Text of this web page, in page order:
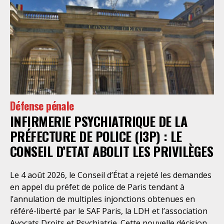
Défense pénale
INFIRMERIE PSYCHIATRIQUE DE LA
PRÉFECTURE DE POLICE (I3P) : LE
CONSEIL D’ETAT ABOLIT LES PRIVILÈGES
Le 4 août 2026, le Conseil d’État a rejeté les demandes
en appel du préfet de police de Paris tendant à
l’annulation de multiples injonctions obtenues en
référé-liberté par le SAF Paris, la LDH et l’association